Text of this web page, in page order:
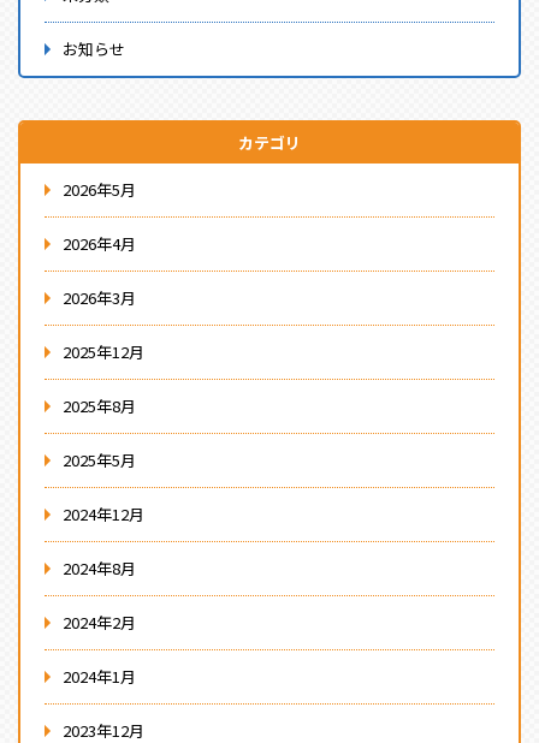
お知らせ
カテゴリ
2026年5月
2026年4月
2026年3月
2025年12月
2025年8月
2025年5月
2024年12月
2024年8月
2024年2月
2024年1月
2023年12月